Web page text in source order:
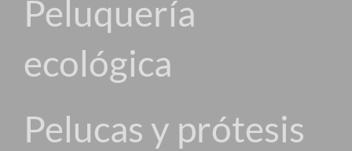
Peluquería
ecológica
Pelucas y prótesis